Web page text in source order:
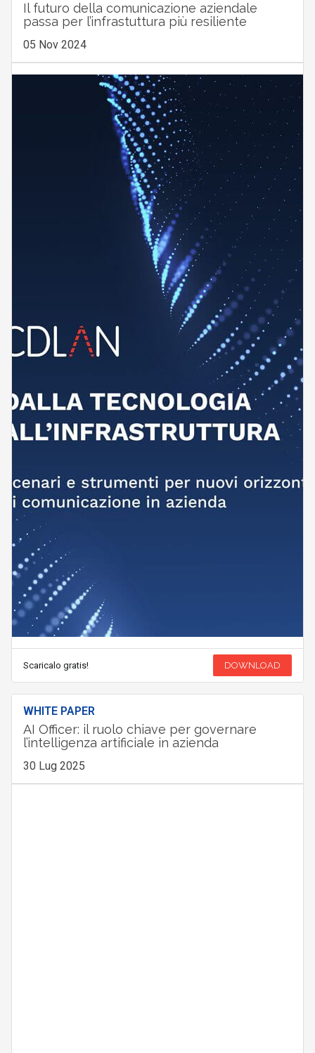
Il futuro della comunicazione aziendale
passa per l’infrastuttura più resiliente
05 Nov 2024
Scaricalo gratis! DOWNLOAD
WHITE PAPER
AI Officer: il ruolo chiave per governare
l’intelligenza artificiale in azienda
30 Lug 2025